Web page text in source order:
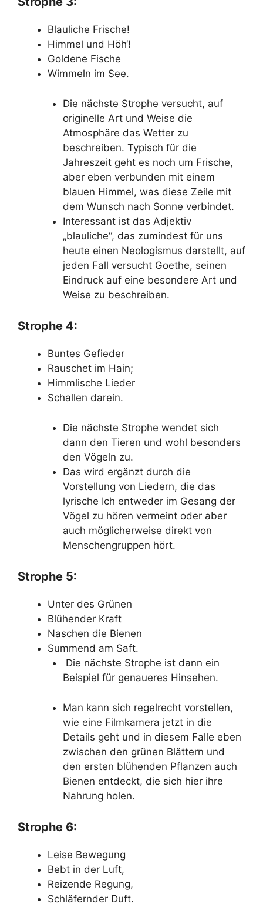
Blauliche Frische!
Himmel und Höh‘!
Goldene Fische
Wimmeln im See.
Die nächste Strophe versucht, auf
originelle Art und Weise die
Atmosphäre das Wetter zu
beschreiben. Typisch für die
Jahreszeit geht es noch um Frische,
aber eben verbunden mit einem
blauen Himmel, was diese Zeile mit
dem Wunsch nach Sonne verbindet.
Interessant ist das Adjektiv
„blauliche“, das zumindest für uns
heute einen Neologismus darstellt, auf
jeden Fall versucht Goethe, seinen
Eindruck auf eine besondere Art und
Weise zu beschreiben.
Strophe 4:
Buntes Gefieder
Rauschet im Hain;
Himmlische Lieder
Schallen darein.
Die nächste Strophe wendet sich
dann den Tieren und wohl besonders
den Vögeln zu.
Das wird ergänzt durch die
Vorstellung von Liedern, die das
lyrische Ich entweder im Gesang der
Vögel zu hören vermeint oder aber
auch möglicherweise direkt von
Menschengruppen hört.
Strophe 5:
Unter des Grünen
Blühender Kraft
Naschen die Bienen
Summend am Saft.
Die nächste Strophe ist dann ein
Beispiel für genaueres Hinsehen.
Man kann sich regelrecht vorstellen,
wie eine Filmkamera jetzt in die
Details geht und in diesem Falle eben
zwischen den grünen Blättern und
den ersten blühenden Pflanzen auch
Bienen entdeckt, die sich hier ihre
Nahrung holen.
Strophe 6:
Leise Bewegung
Bebt in der Luft,
Reizende Regung,
Schläfernder Duft.